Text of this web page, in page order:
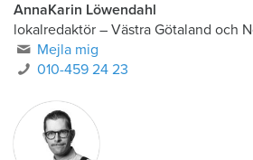
AnnaKarin Löwendahl
lokalredaktör – Västra Götaland och
Mejla mig
010-459 24 23